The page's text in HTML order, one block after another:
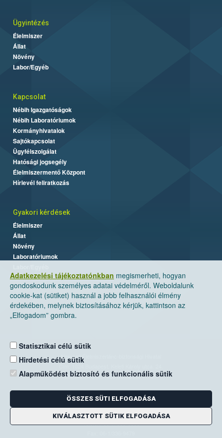
Adatkezelési tájékoztatónkban megismerheti, hogyan
gondoskodunk személyes adatai védelméről. Weboldalunk
cookie-kat (sütiket) használ a jobb felhasználói élmény
érdekében, melynek biztosításához kérjük, kattintson az
„Elfogadom” gombra.
Statisztikai célú sütik
Hirdetési célú sütik
Alapműködést biztosító és funkcionális sütik
ÖSSZES SÜTI ELFOGADÁSA
KIVÁLASZTOTT SÜTIK ELFOGADÁSA
Ügyintézés
Élelmiszer
Állat
Növény
Labor/Egyéb
Kapcsolat
Nébih Igazgatóságok
Nébih Laboratóriumok
Kormányhivatalok
Sajtókapcsolat
Ügyfélszolgálat
Hatósági jogsegély
Élelmiszermentő Központ
Hírlevél feliratkozás
Gyakori kérdések
Élelmiszer
Állat
Növény
Laboratóriumok
Nemzeti Élelmiszerlánc-biztonsági Hivatal
Levelezési cím: 1525 Budapest. Pf. 30.
E-mail:ugyfelszolgalat@nebih.gov.hu
Zöld szám: 06-80/263-244
Telefon: 06-1/ 336-9000